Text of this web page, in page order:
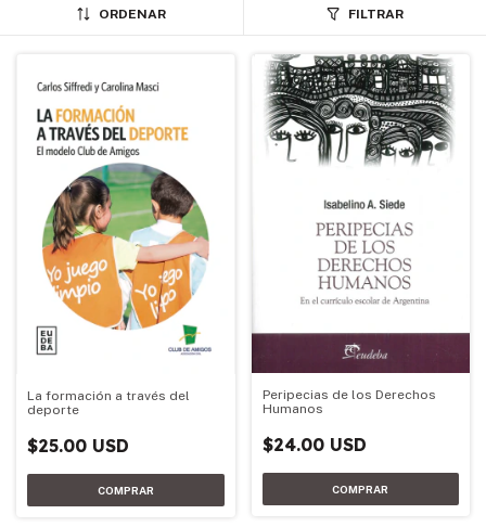
ORDENAR FILTRAR
La formación a través del
deporte
$25.00 USD
Peripecias de los Derechos
Humanos
$24.00 USD